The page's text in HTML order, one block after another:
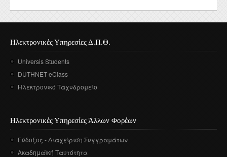
Ηλεκτρονικές Υπηρεσίες Δ.Π.Θ.
Universis Students
DUTHNET eClass
Ηλεκτρονικό Ταχυδρομείο
Ηλεκτρονικές Υπηρεσίες Άλλων Φορέων
Εύδοξος - Διαχείριση Συγγραμάτων
Ακαδημαϊκή Ταυτότητα